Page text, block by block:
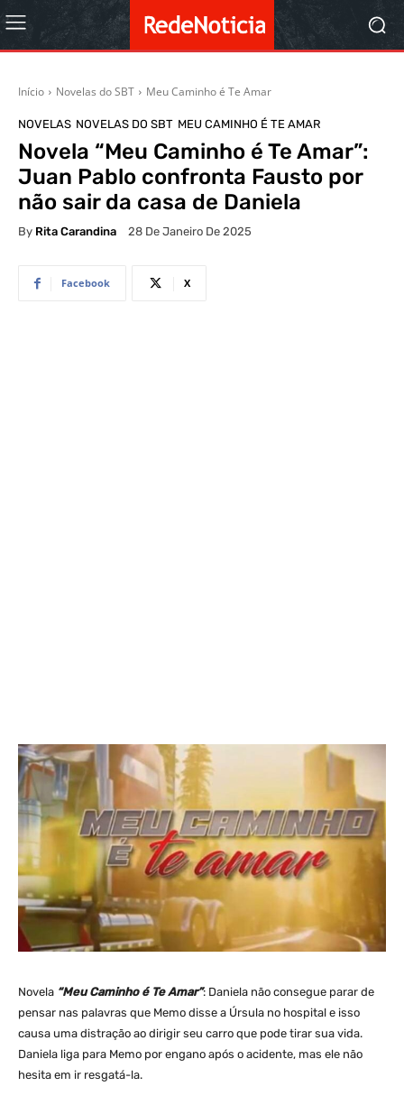
Início Novelas do SBT Meu Caminho é Te Amar
NOVELAS NOVELAS DO SBT MEU CAMINHO É TE AMAR
Novela “Meu Caminho é Te Amar”:
Juan Pablo confronta Fausto por
não sair da casa de Daniela
By Rita Carandina 28 De Janeiro De 2025
Facebook X
Novela “Meu Caminho é Te Amar”: Daniela não consegue parar de
pensar nas palavras que Memo disse a Úrsula no hospital e isso
causa uma distração ao dirigir seu carro que pode tirar sua vida.
Daniela liga para Memo por engano após o acidente, mas ele não
hesita em ir resgatá-la.